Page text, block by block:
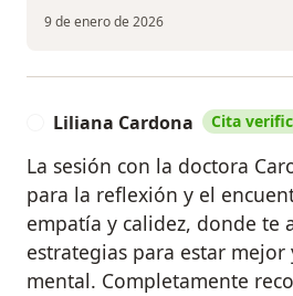
9 de enero de 2026
Liliana Cardona Cita
La sesión con la doctora
para la reflexión y el
empatía y calidez, donde te
estrategias para estar
mental. Completamente